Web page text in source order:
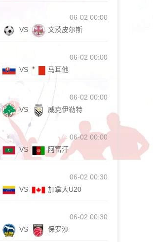
06-02 00:00
VS 文茨皮尔斯
06-02 00:00
VS 马耳他
06-02 00:00
VS 威克伊勒特
06-02 00:00
VS 阿富汗
06-02 00:30
VS 加拿大U20
06-02 00:30
VS 保罗沙